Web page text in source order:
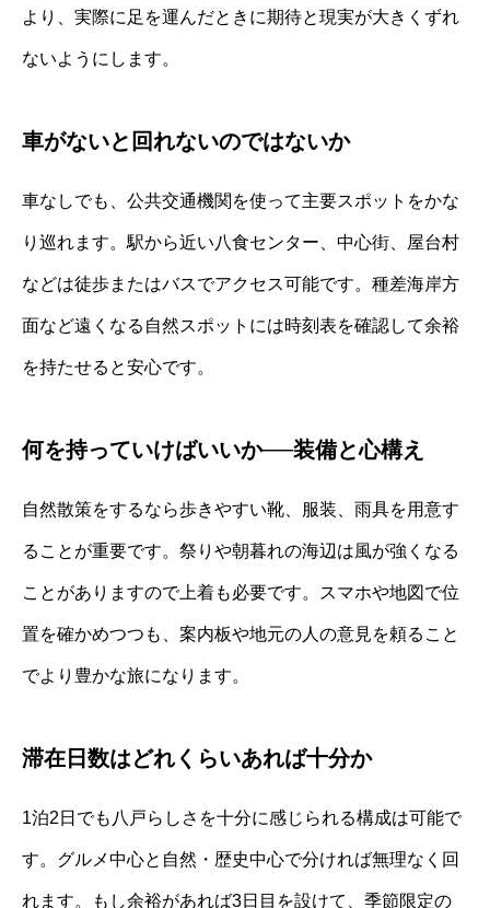
より、実際に足を運んだときに期待と現実が大きくずれ
ないようにします。
車がないと回れないのではないか
車なしでも、公共交通機関を使って主要スポットをかな
り巡れます。駅から近い八食センター、中心街、屋台村
などは徒歩またはバスでアクセス可能です。種差海岸方
面など遠くなる自然スポットには時刻表を確認して余裕
を持たせると安心です。
何を持っていけばいいか──装備と心構え
自然散策をするなら歩きやすい靴、服装、雨具を用意す
ることが重要です。祭りや朝暮れの海辺は風が強くなる
ことがありますので上着も必要です。スマホや地図で位
置を確かめつつも、案内板や地元の人の意見を頼ること
でより豊かな旅になります。
滞在日数はどれくらいあれば十分か
1泊2日でも八戸らしさを十分に感じられる構成は可能で
す。グルメ中心と自然・歴史中心で分ければ無理なく回
れます。もし余裕があれば3日目を設けて、季節限定の